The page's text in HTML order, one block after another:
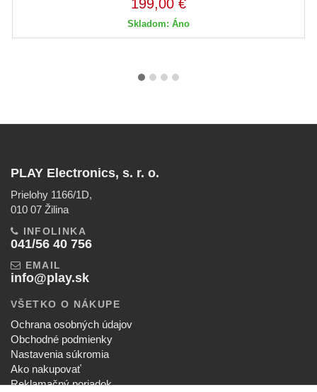
199,00 €
Skladom: Áno
PLAY Electronics, s. r. o.
Prielohy 1166/1D,
010 07 Žilina
INFOLINKA
041/56 40 756
EMAIL
info@play.sk
VŠETKO O NÁKUPE
Ochrana osobných údajov
Obchodné podmienky
Nastavenia súkromia
Ako nakupovať
Reklamačný poriadok